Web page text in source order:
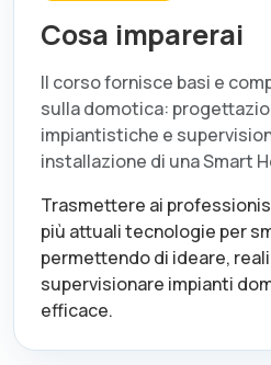
Cosa imparerai
Il corso fornisce basi e
sulla domotica:
impiantistiche e
installazione di una Smart
Trasmettere ai
più attuali tecnologie per
permettendo di ideare,
supervisionare impianti
efficace.